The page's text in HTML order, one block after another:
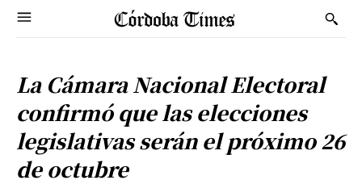
La Cámara Nacional Electoral
confirmó que las elecciones
legislativas serán el próximo 26
de octubre